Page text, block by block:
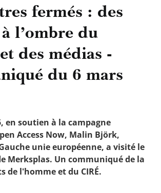
fermés : des
l’ombre du
des médias -
du 6 mars
en soutien à la campagne
Access Now, Malin Björk,
unie européenne, a visité le
Merksplas. Un communiqué de la
de l'homme et du CIRÉ.